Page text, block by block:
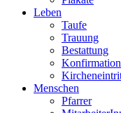
Leben
Taufe
Trauung
Bestattung
Konfirmation
Menschen
Pfarrer